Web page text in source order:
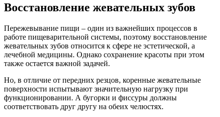
Восстановление жевательных зубов
Пережевывание пищи – один из важнейших процессов в
работе пищеварительной системы, поэтому восстановление
жевательных зубов относится к сфере не эстетической, а
лечебной медицины. Однако сохранение красоты при этом
также остается важной задачей.
Но, в отличие от передних резцов, коренные жевательные
поверхности испытывают значительную нагрузку при
функционировании. А бугорки и фиссуры должны
соответствовать друг другу на обеих челюстях.